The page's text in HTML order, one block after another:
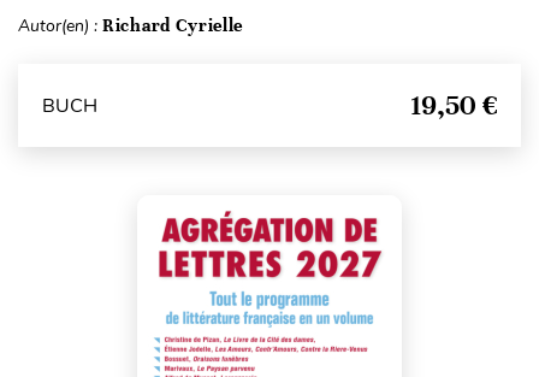
Autor(en) : Richard Cyrielle
BUCH 19,50 €